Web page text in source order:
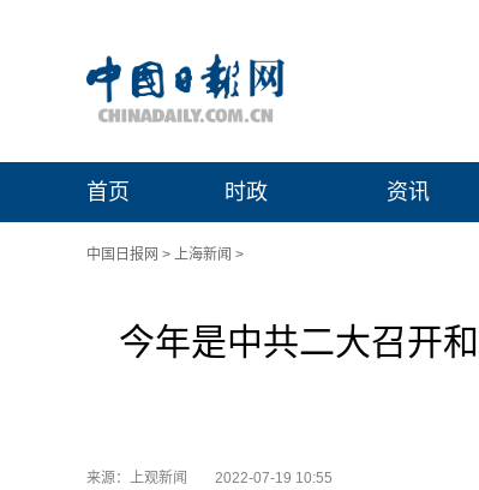
首页 时政 资讯
中国日报网 > 上海新闻 >
今年是中共二大召开
来源：上观新闻 2022-07-19 10:55